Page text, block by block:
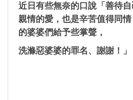
近日有些無奈的口說「善待
親情的愛，也是辛苦值得同
的婆婆們給予些掌聲，
洗滌惡婆婆的罪名、謝謝！」